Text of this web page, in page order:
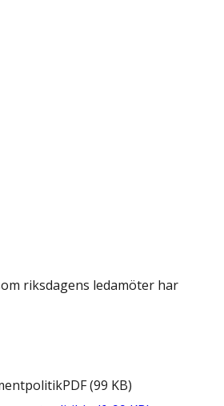
riksdagens ledamöter har
PDF(99 KB)